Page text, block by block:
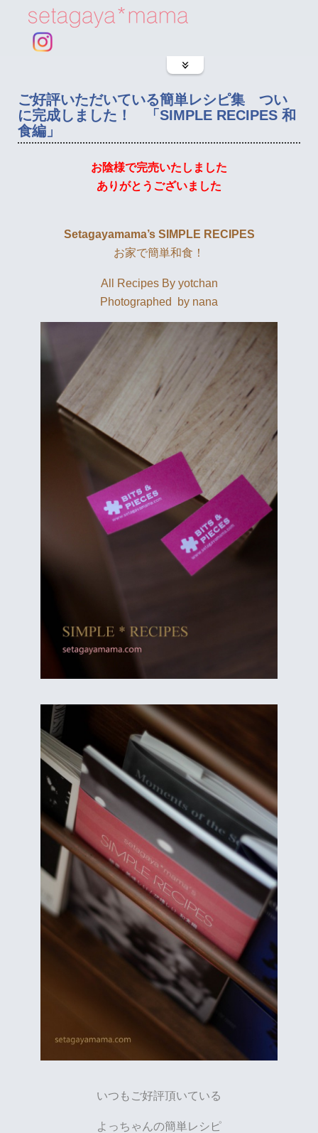
ご好評いただいている簡単レシピ集 つい
に完成しました！ 「SIMPLE RECIPES 和
食編」
お陰様で完売いたしました
ありがとうございました
Setagayamama’s SIMPLE RECIPES
お家で簡単和食！
All Recipes By yotchan
Photographed by nana
いつもご好評頂いている
よっちゃんの簡単レシピ